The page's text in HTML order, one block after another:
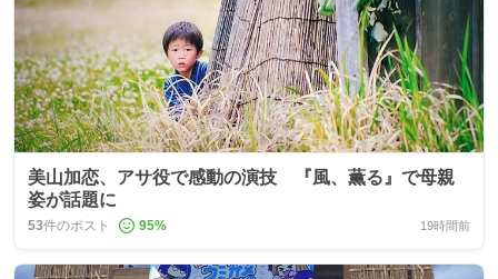
美山加恋、アサ役で感動の演技 『風、薫る』で母親
姿が話題に
53件のポスト 95% 19時間前